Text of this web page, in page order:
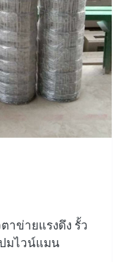
าข่ายแรงดึง รั้ว
มไวน์แมน